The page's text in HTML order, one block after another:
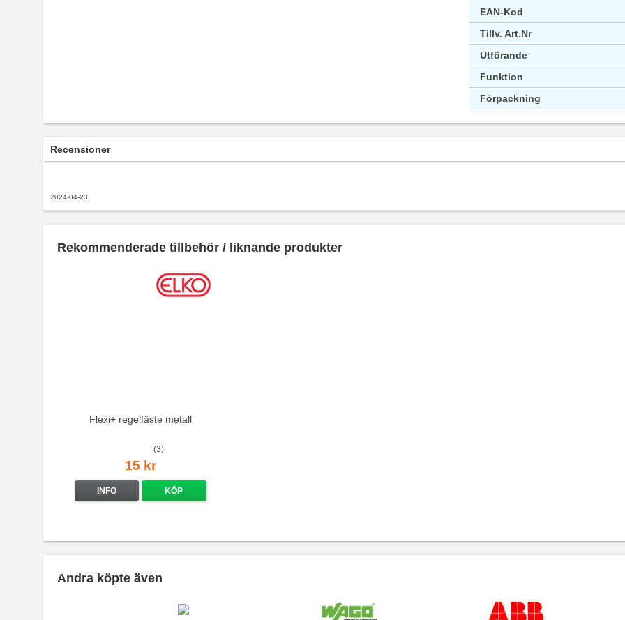
EAN-Kod
Tillv. Art.Nr
Utförande
Funktion
Förpackning
Recensioner
2024-04-23
Rekommenderade tillbehör / liknande produkter
Flexi+ regelfäste metall
(3)
15 kr
INFO KÖP
Andra köpte även